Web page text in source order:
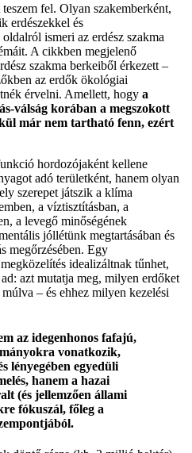
fel. Olyan szakemberként,
erdészekkel és
ismeri az erdész szakma
A cikkben megjelenő
szakma berkeiből érkezett –
az erdők ökológiai
érvelni. Amellett, hogy a
válság korában a megszokott
már nem tartható fenn, ezért
hordozójaként kellene
adó területként, hanem olyan
szerepet játszik a klíma
a víztisztításban, a
a levegő minőségének
jóllétünk megtartásában és
megőrzésében. Egy
idealizáltnak tűnhet,
azt mutatja meg, milyen erdőket
– és ehhez milyen kezelési
az idegenhonos fafajú,
vonatkozik,
lényegében egyedüli
hanem a hazai
(és jellemzően állami
fókuszál, főleg a